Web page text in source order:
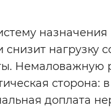
Выключены
назначения
нагрузку
Немаловажную
сторона: в
доплата